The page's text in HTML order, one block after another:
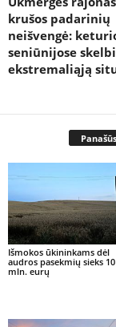
krušos padarinių
neišvengė:
seniūnijose
ekstremaliąją
Išmokos ūkininkams dėl
audros pasekmių sieks 10
mln. eurų